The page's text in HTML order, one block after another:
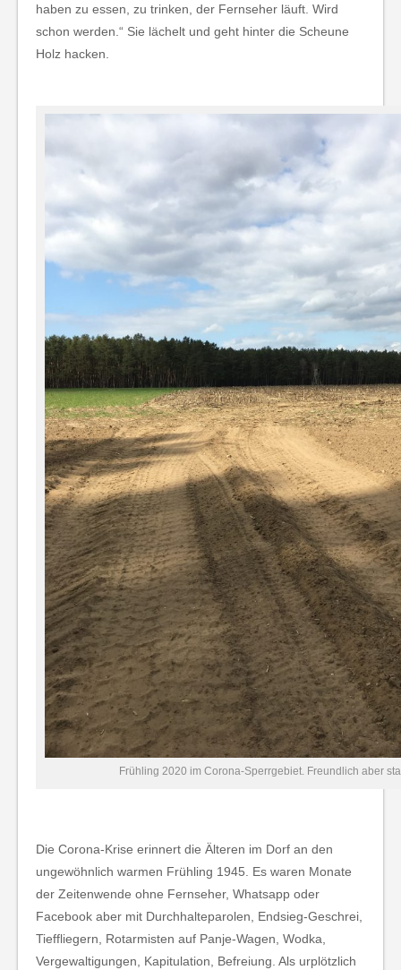
haben zu essen, zu trinken, der Fernseher läuft. Wird
schon werden.“ Sie lächelt und geht hinter die Scheune
Holz hacken.
Frühling 2020 im Corona-Sperrgebiet. Freundlich aber
Die Corona-Krise erinnert die Älteren im Dorf an den
ungewöhnlich warmen Frühling 1945. Es waren Monate
der Zeitenwende ohne Fernseher, Whatsapp oder
Facebook aber mit Durchhalteparolen, Endsieg-Geschrei,
Tieffliegern, Rotarmisten auf Panje-Wagen, Wodka,
Vergewaltigungen, Kapitulation, Befreiung. Als urplötzlich